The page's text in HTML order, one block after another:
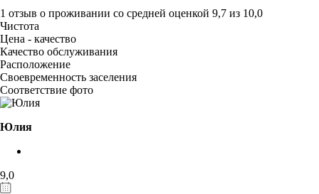
1 отзыв о проживании со средней оценкой 9,7 из 10,0
Чистота
Цена - качество
Качество обслуживания
Расположение
Своевременность заселения
Соответствие фото
Юлия
9,0